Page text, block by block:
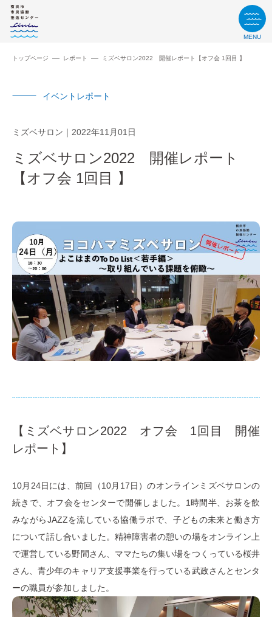
MENU
トップページ レポート ミズベサロン2022 開催レポート【オフ会 1回目 】
イベントレポート
ミズベサロン 2022年11月01日
ミズベサロン2022 開催レポート
【オフ会 1回目 】
【ミズベサロン2022 オフ会 1回目 開催
レポート】
10月24日には、前回（10月17日）のオンラインミズベサロンの
続きで、オフ会をセンターで開催しました。1時間半、お茶を飲
みながらJAZZを流している協働ラボで、子どもの未来と働き方
について話し合いました。精神障害者の憩いの場をオンライン上
で運営している野間さん、ママたちの集い場をつくっている桜井
さん、青少年のキャリア支援事業を行っている武政さんとセンタ
ーの職員が参加しました。